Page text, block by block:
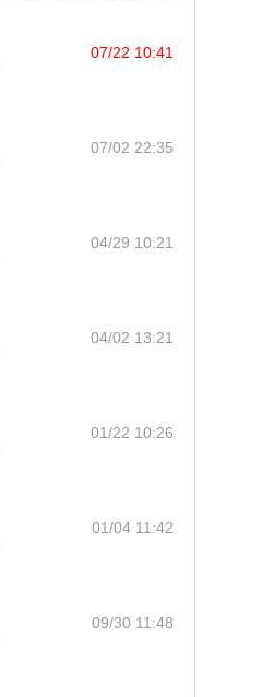
07/22 10:41
07/02 22:35
04/29 10:21
04/02 13:21
01/22 10:26
01/04 11:42
09/30 11:48